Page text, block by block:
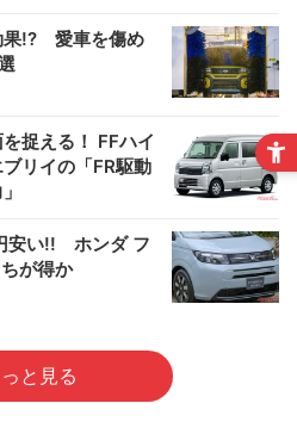
果!? 愛車を傷め
捉える！ FFハイ
リイの「FR駆動
安い!! ホンダ フ
が得か
と見る